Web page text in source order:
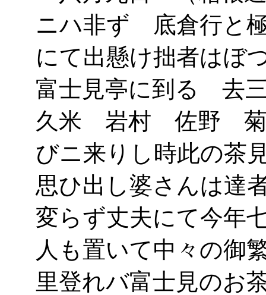
ニハ非ず 底倉行と
にて出懸け拙者はぼ
富士見亭に到る 去
久米 岩村 佐野 菊
びニ来りし時此の茶
思ひ出し婆さんは達
変らず丈夫にて今年
人も置いて中々の御
里登れバ富士見のお